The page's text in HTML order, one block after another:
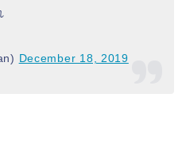
December 18, 2019